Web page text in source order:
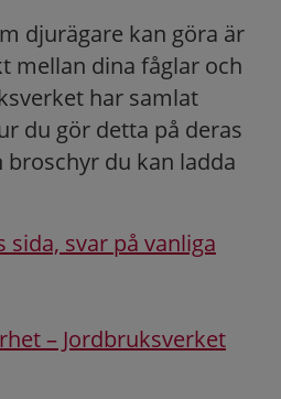
djurägare kan göra är
mellan dina fåglar och
har samlat
du gör detta på deras
du kan ladda
sida, svar på vanliga
– Jordbruksverket